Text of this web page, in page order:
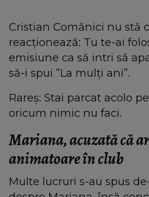
Cristian Comănici nu stă
reacționează: Tu te-ai
emisiune ca să intri să
să-i spui ”La mulți ani”.
Rareș: Stai parcat acolo
oricum nimic nu faci.
Mariana, acuzată că
animatoare în club
Multe lucruri s-au spus